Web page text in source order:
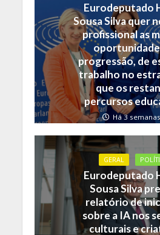
Eurodeputado
Sousa Silva quer
profissional as
progressão, de
trabalho no
que os
percursos
Há 3 semanas
GERAL
Eurodeputado
Sousa Silva
relatório de
sobre a IA nos
culturais e